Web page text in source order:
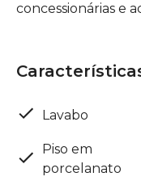
concessionárias e
Lavabo
Piso em
porcelanato